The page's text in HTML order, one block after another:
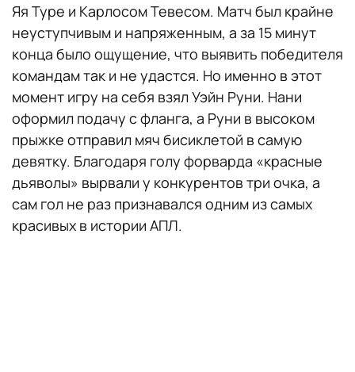
Яя Туре и Карлосом Тевесом. Матч был крайне
неуступчивым и напряженным, а за 15 минут
конца было ощущение, что выявить победителя
командам так и не удастся. Но именно в этот
момент игру на себя взял Уэйн Руни. Нани
оформил подачу с фланга, а Руни в высоком
прыжке отправил мяч бисиклетой в самую
девятку. Благодаря голу форварда «красные
дьяволы» вырвали у конкурентов три очка, а
сам гол не раз признавался одним из самых
красивых в истории АПЛ.